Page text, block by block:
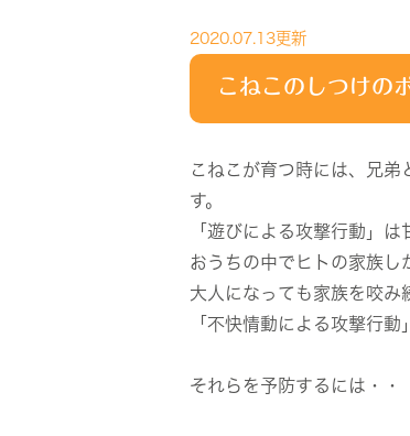
2020.07.13更新
こねこのしつけの
こねこが育つ時には、兄
す。
「遊びによる攻撃行動」
おうちの中でヒトの家族し
大人になっても家族を咬み
「不快情動による攻撃行
それらを予防するには・・